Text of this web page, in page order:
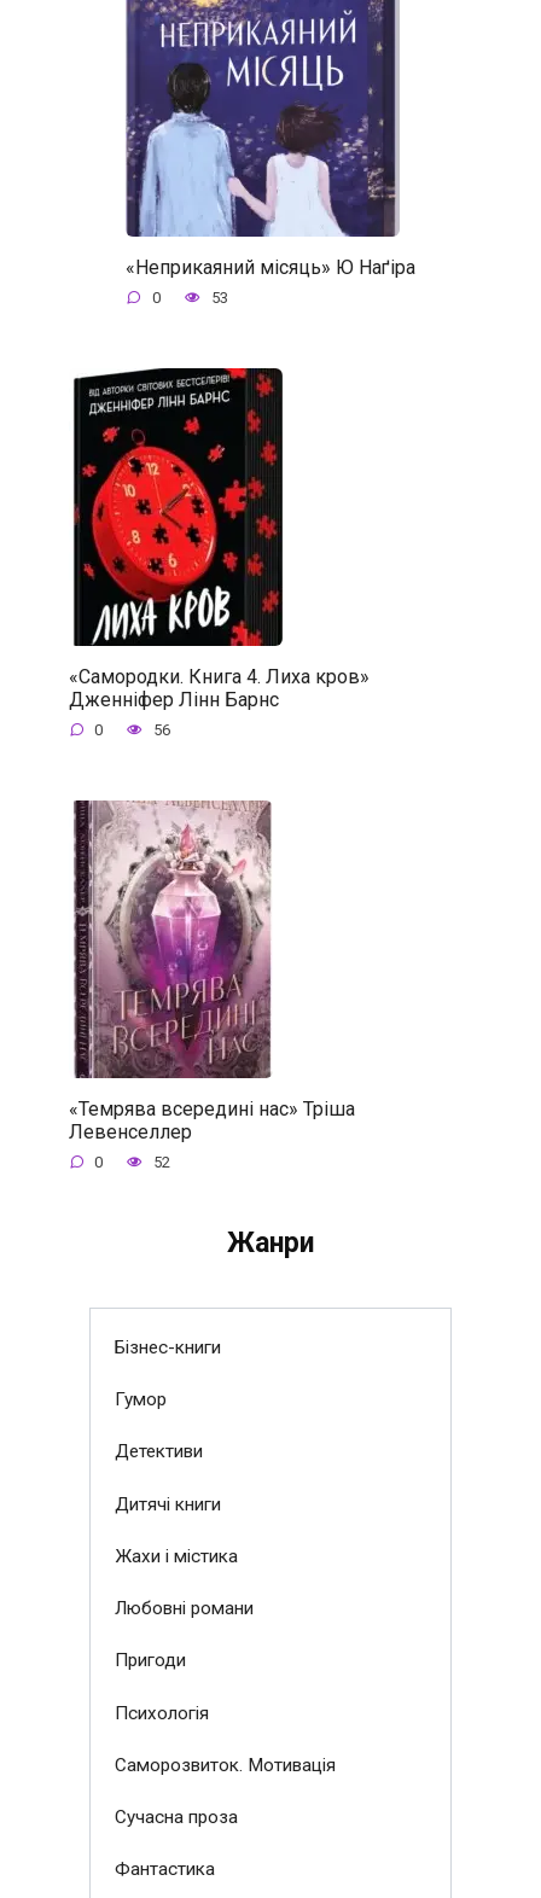
«Неприкаяний місяць» Ю Наґіра
0 53
«Самородки. Книга 4. Лиха кров»
Дженніфер Лінн Барнс
0 56
«Темрява всередині нас» Тріша
Левенселлер
0 52
Жанри
Бізнес-книги
Гумор
Детективи
Дитячі книги
Жахи і містика
Любовні романи
Пригоди
Психологія
Саморозвиток. Мотивація
Сучасна проза
Фантастика